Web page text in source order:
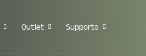
Outlet Supporto